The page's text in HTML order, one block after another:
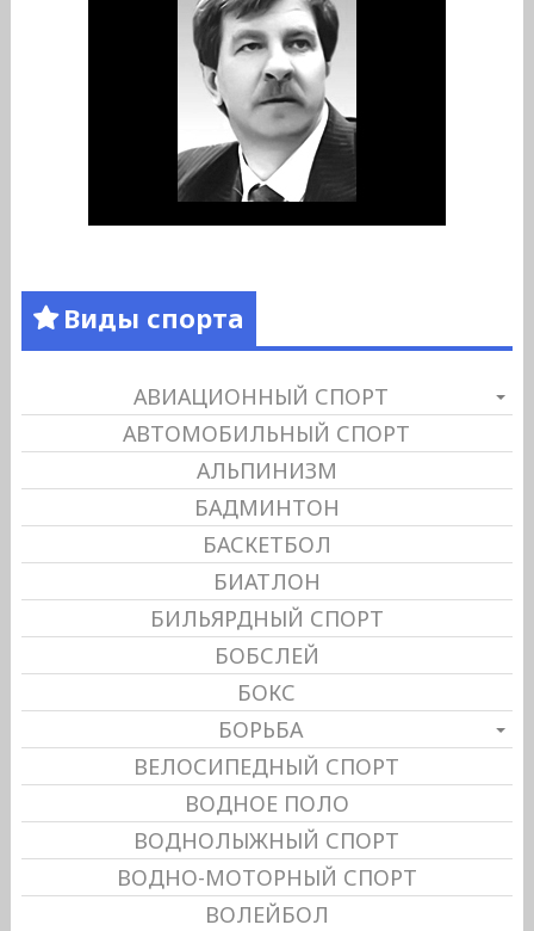
Виды спорта
АВИАЦИОННЫЙ СПОРТ
АВТОМОБИЛЬНЫЙ СПОРТ
АЛЬПИНИЗМ
БАДМИНТОН
БАСКЕТБОЛ
БИАТЛОН
БИЛЬЯРДНЫЙ СПОРТ
БОБСЛЕЙ
БОКС
БОРЬБА
ВЕЛОСИПЕДНЫЙ СПОРТ
ВОДНОЕ ПОЛО
ВОДНОЛЫЖНЫЙ СПОРТ
ВОДНО-МОТОРНЫЙ СПОРТ
ВОЛЕЙБОЛ